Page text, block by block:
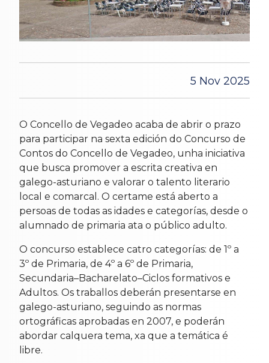
5 Nov 2025
O Concello de Vegadeo acaba de abrir o prazo
para participar na sexta edición do Concurso de
Contos do Concello de Vegadeo, unha iniciativa
que busca promover a escrita creativa en
galego-asturiano e valorar o talento literario
local e comarcal. O certame está aberto a
persoas de todas as idades e categorías, desde o
alumnado de primaria ata o público adulto.
O concurso establece catro categorías: de 1º a
3º de Primaria, de 4º a 6º de Primaria,
Secundaria–Bacharelato–Ciclos formativos e
Adultos. Os traballos deberán presentarse en
galego-asturiano, seguindo as normas
ortográficas aprobadas en 2007, e poderán
abordar calquera tema, xa que a temática é
libre.